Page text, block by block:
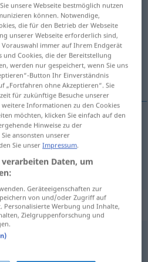
anklicken/antippen)
"invoca"
unsere Webseite bestmöglich nutzen
können. Notwendige,
die für den Betrieb der Webseite
unserer Webseite erforderlich sind,
immer auf Ihrem Endgerät
Cookies, die der Bereitstellung
werden nur gespeichert, wenn Sie uns
Button Ihr Einverständnis
„Fortfahren ohne Akzeptieren“. Sie
für zukünftige Besuche unserer
Informationen zu den Cookies
möchten, klicken Sie einfach auf den
Hinweise zu der
ansonsten unserer
Sie unserImpressum.
Daten, um
Geräteeigenschaften zur
von und/oder Zugriff auf
Werbung und Inhalte,
Zielgruppenforschung und